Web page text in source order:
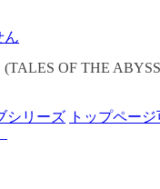
ん
(TALES OF THE
シリーズ トップページ